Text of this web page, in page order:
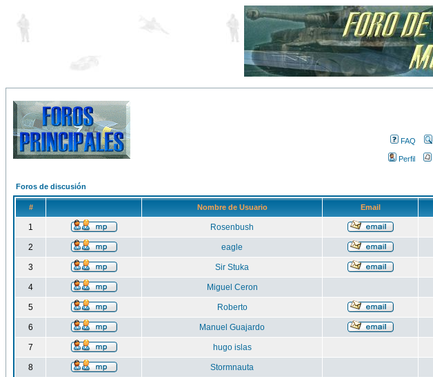
FAQ
Perfil
Foros de discusión
# Nombre de Usuario Email
1 Rosenbush
2 eagle
3 Sir Stuka
4 Miguel Ceron
5 Roberto
6 Manuel Guajardo
7 hugo islas
8 Stormnauta